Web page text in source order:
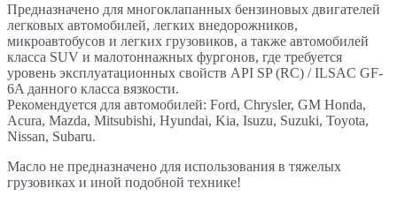
Предназначено для многоклапанных бензиновых двигателей
легковых автомобилей, легких внедорожников,
микроавтобусов и легких грузовиков, а также автомобилей
класса SUV и малотоннажных фургонов, где требуется
уровень эксплуатационных свойств API SP (RC) / ILSAC GF-
6A данного класса вязкости.
Рекомендуется для автомобилей: Ford, Chrysler, GM Honda,
Acura, Mazda, Mitsubishi, Hyundai, Kia, Isuzu, Suzuki, Toyota,
Nissan, Subaru.
Масло не предназначено для использования в тяжелых
грузовиках и иной подобной технике!